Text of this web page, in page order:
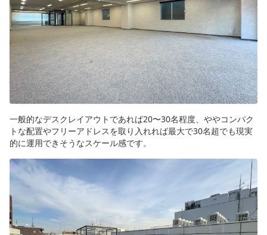
一般的なデスクレイアウトであれば20〜30名程度、ややコンパク
トな配置やフリーアドレスを取り入れれば最大で30名超でも現実
的に運用できそうなスケール感です。